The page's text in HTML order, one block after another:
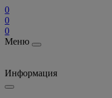
0
0
0
Меню
Информация